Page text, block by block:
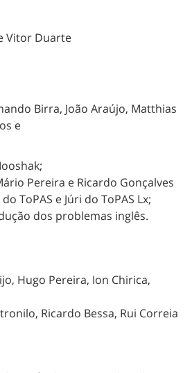
Vitor Duarte
Birra, João Araújo, Matthias
e
Pereira e Ricardo Gonçalves
do ToPAS e Júri do ToPAS Lx;
dos problemas inglês.
Hugo Pereira, Ion Chirica,
Ricardo Bessa, Rui Correia